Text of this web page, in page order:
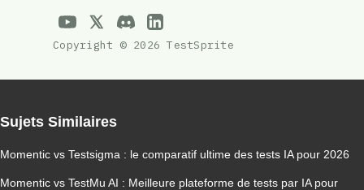
Copyright © 2026 TestSprite
Sujets Similaires
Momentic vs Testsigma : le comparatif ultime des tests IA pour 2026
Momentic vs TestMu AI : Meilleure plateforme de tests par IA pour